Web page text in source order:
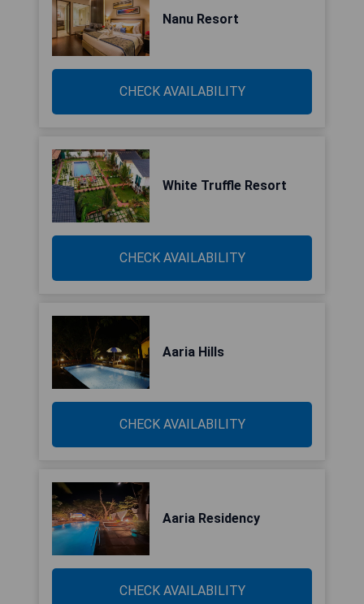
Nanu Resort
CHECK AVAILABILITY
White Truffle Resort
CHECK AVAILABILITY
Aaria Hills
CHECK AVAILABILITY
Aaria Residency
CHECK AVAILABILITY